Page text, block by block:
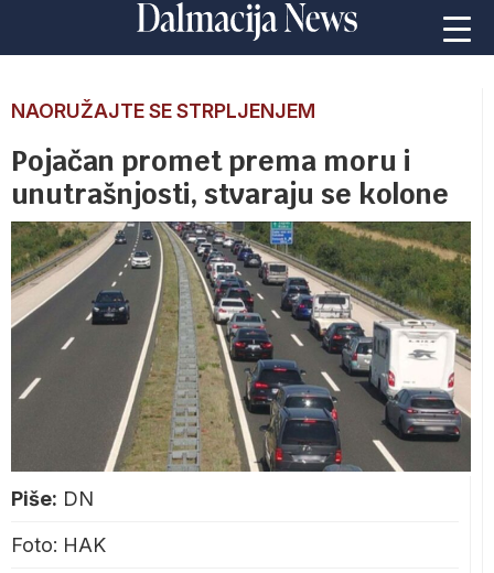
NAORUŽAJTE SE STRPLJENJEM
Pojačan promet prema moru i
unutrašnjosti, stvaraju se kolone
Piše: DN
Foto: HAK